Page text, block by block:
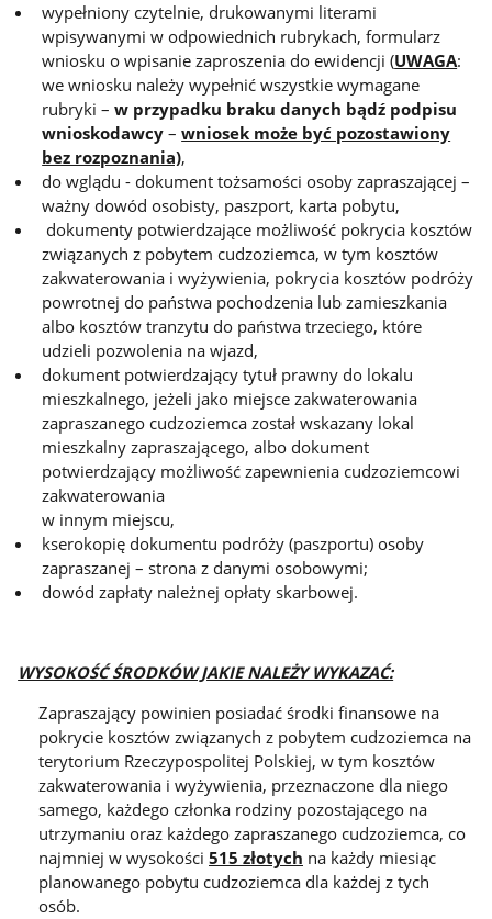
wypełniony czytelnie, drukowanymi literami
wpisywanymi w odpowiednich rubrykach, formularz
wniosku o wpisanie zaproszenia do ewidencji (UWAGA:
we wniosku należy wypełnić wszystkie wymagane
rubryki –w przypadku braku danych bądź podpisu
wnioskodawcy –wniosek może być pozostawiony
bez rozpoznania),
do wglądu - dokument tożsamości osoby zapraszającej –
ważny dowód osobisty, paszport, karta pobytu,
dokumenty potwierdzające możliwość pokrycia kosztów
związanych z pobytem cudzoziemca, w tym kosztów
zakwaterowania i wyżywienia, pokrycia kosztów podróży
powrotnej do państwa pochodzenia lub zamieszkania
albo kosztów tranzytu do państwa trzeciego, które
udzieli pozwolenia na wjazd,
dokument potwierdzający tytuł prawny do lokalu
mieszkalnego, jeżeli jako miejsce zakwaterowania
zapraszanego cudzoziemca został wskazany lokal
mieszkalny zapraszającego, albo dokument
potwierdzający możliwość zapewnienia cudzoziemcowi
zakwaterowania
w innym miejscu,
kserokopię dokumentu podróży (paszportu) osoby
zapraszanej – strona z danymi osobowymi;
dowód zapłaty należnej opłaty skarbowej.
WYSOKOŚĆ ŚRODKÓW JAKIE NALEŻY WYKAZAĆ:
Zapraszający powinien posiadać środki finansowe na
pokrycie kosztów związanych z pobytem cudzoziemca na
terytorium Rzeczypospolitej Polskiej, w tym kosztów
zakwaterowania i wyżywienia, przeznaczone dla niego
samego, każdego członka rodziny pozostającego na
utrzymaniu oraz każdego zapraszanego cudzoziemca, co
najmniej w wysokości 515 złotych na każdy miesiąc
planowanego pobytu cudzoziemca dla każdej z tych
osób.